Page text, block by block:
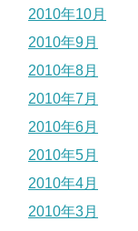
2010年10月
2010年9月
2010年8月
2010年7月
2010年6月
2010年5月
2010年4月
2010年3月